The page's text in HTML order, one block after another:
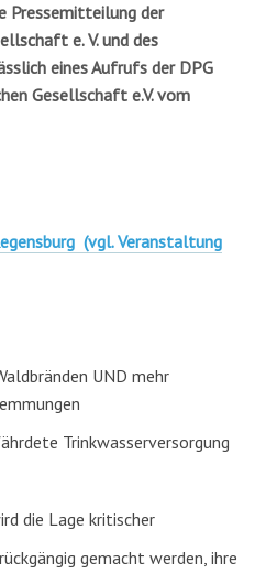
Pressemitteilung der
e. V. und des
eines Aufrufs der DPG
Gesellschaft e.V. vom
(vgl. Veranstaltung
UND mehr
Trinkwasserversorgung
die Lage kritischer
gemacht werden, ihre